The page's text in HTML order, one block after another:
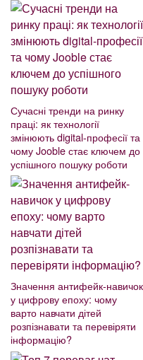
Сучасні тренди на ринку
праці: як технології
змінюють digital-професії та
чому Jooble стає ключем до
успішного пошуку роботи
Значення антифейк-навичок
у цифрову епоху: чому
варто навчати дітей
розпізнавати та перевіряти
інформацію?